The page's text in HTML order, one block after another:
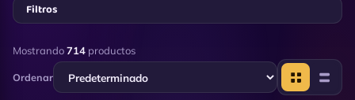
Filtros
Mostrando714 productos
Ordenar